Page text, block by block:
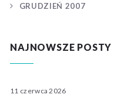
GRUDZIEŃ 2007
NAJNOWSZE POSTY
11 czerwca 2026